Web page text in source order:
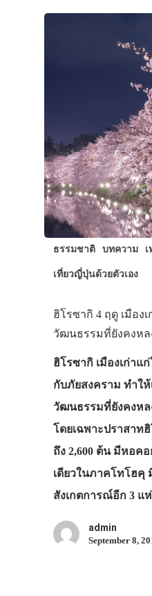
ธรรมชาติ บทความ
เที่ยวญี่ปุ่นด้วยตัวเอง
ฮิโรซากิ 4 ฤดู เมือง
วัฒนธรรมที่ยังคงหล
ฮิโรซากิ เมืองเก่าแ
กับภัยสงคราม ทำใ
วัฒนธรรมที่ยังคงหล
โดยเฉพาะปราสาท
ถึง 2,600 ต้น มีหอค
เดียวในภาคโทโฮคุ
สังเกตการณ์อีก 3 แ
admin
September 8,